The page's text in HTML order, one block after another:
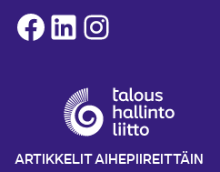
Facebook
LinkedInInstagram
ARTIKKELIT AIHEPIIREITTÄIN